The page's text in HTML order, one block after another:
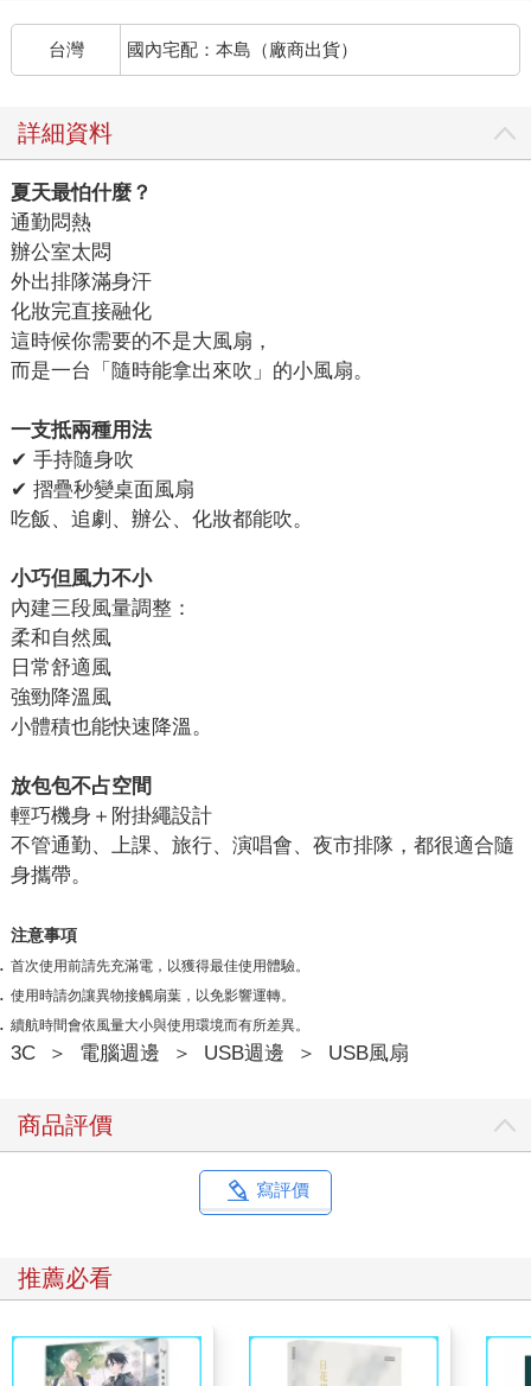
台灣 國內宅配：本島（廠商出貨）
詳細資料
夏天最怕什麼？
通勤悶熱
辦公室太悶
外出排隊滿身汗
化妝完直接融化
這時候你需要的不是大風扇，
而是一台「隨時能拿出來吹」的小風扇。
一支抵兩種用法
✔ 手持隨身吹
✔ 摺疊秒變桌面風扇
吃飯、追劇、辦公、化妝都能吹。
小巧但風力不小
內建三段風量調整：
柔和自然風
日常舒適風
強勁降溫風
小體積也能快速降溫。
放包包不占空間
輕巧機身＋附掛繩設計
不管通勤、上課、旅行、演唱會、夜市排隊，都很適合隨
身攜帶。
注意事項
首次使用前請先充滿電，以獲得最佳使用體驗。
使用時請勿讓異物接觸扇葉，以免影響運轉。
續航時間會依風量大小與使用環境而有所差異。
3C ＞ 電腦週邊 ＞ USB週邊 ＞ USB風扇
商品評價
寫評價
推薦必看